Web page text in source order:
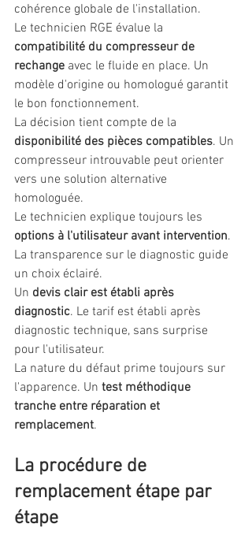
cohérence globale de l'installation.
Le technicien RGE évalue la
compatibilité du compresseur de
rechange avec le fluide en place. Un
modèle d'origine ou homologué garantit
le bon fonctionnement.
La décision tient compte de la
disponibilité des pièces compatibles. Un
compresseur introuvable peut orienter
vers une solution alternative
homologuée.
Le technicien explique toujours les
options à l'utilisateur avant intervention.
La transparence sur le diagnostic guide
un choix éclairé.
Un devis clair est établi après
diagnostic. Le tarif est établi après
diagnostic technique, sans surprise
pour l'utilisateur.
La nature du défaut prime toujours sur
l'apparence. Un test méthodique
tranche entre réparation et
remplacement.
La procédure de
remplacement étape par
étape